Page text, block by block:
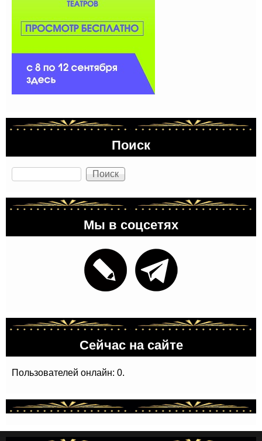
Поиск
Поиск
Мы в соцсетях
Сейчас на сайте
Пользователей онлайн: 0.